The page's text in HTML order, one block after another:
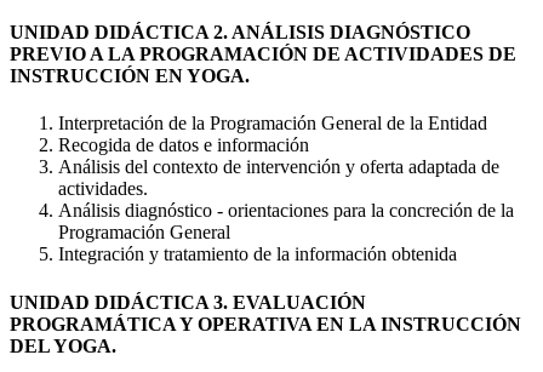
UNIDAD DIDÁCTICA 2. ANÁLISIS DIAGNÓSTICO
PREVIO A LA PROGRAMACIÓN DE ACTIVIDADES DE
INSTRUCCIÓN EN YOGA.
Interpretación de la Programación General de la Entidad
Recogida de datos e información
Análisis del contexto de intervención y oferta adaptada de
actividades.
Análisis diagnóstico - orientaciones para la concreción de la
Programación General
Integración y tratamiento de la información obtenida
UNIDAD DIDÁCTICA 3. EVALUACIÓN
PROGRAMÁTICA Y OPERATIVA EN LA INSTRUCCIÓN
DEL YOGA.